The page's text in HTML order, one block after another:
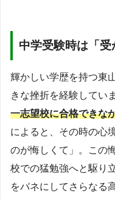
中学受験時は「
輝かしい学歴を持つ東
きな挫折を経験してい
一志望校に合格できな
によると、その時の心
のが悔しくて」。この
校での猛勉強へと駆り
をバネにしてさらなる